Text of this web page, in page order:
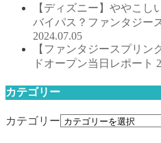
【ディズニー】ややこし
バイパス？ファンタジー
2024.07.05
【ファンタジースプリン
ドオープン当日レポート
カテゴリー
カテゴリー